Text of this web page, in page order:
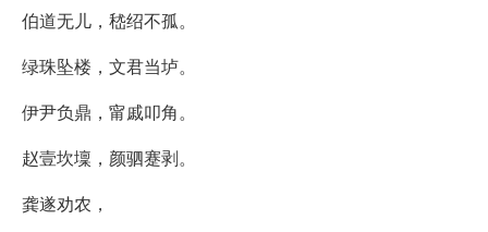
伯道无儿，嵇绍不孤。
绿珠坠楼，文君当垆。
伊尹负鼎，甯戚叩角。
赵壹坎壈，颜驷蹇剥。
龚遂劝农，